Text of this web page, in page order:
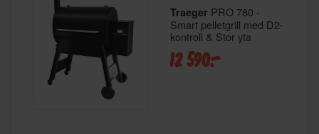
Traeger PRO 780 -
Smart pelletgrill med D2-
kontroll & Stor yta
12 590:-